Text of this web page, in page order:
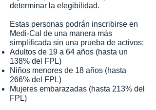
determinar la elegibilidad.
Estas personas podrán inscribirse en
Medi-Cal de una manera más
simplificada sin una prueba de activos:
Adultos de 19 a 64 años (hasta un
138% del FPL)
Niños menores de 18 años (hasta
266% del FPL)
Mujeres embarazadas (hasta 213% del
FPL)